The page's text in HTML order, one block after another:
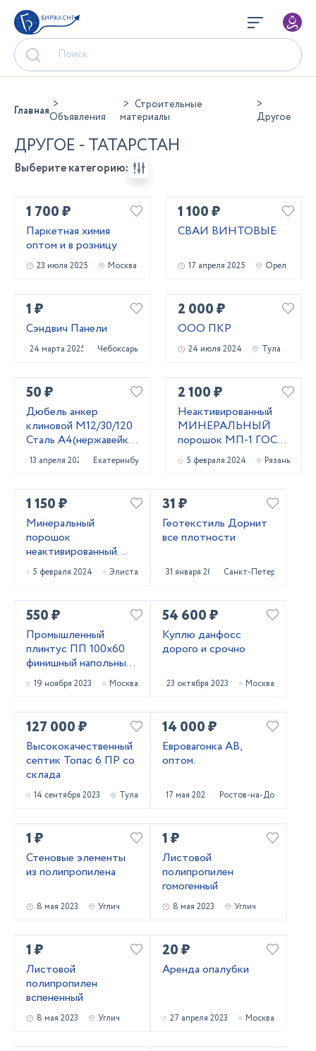
БИРЖА СНГ
ГлавнаяОбъявления
Строительные
материалы
Другое
ДРУГОЕ - ТАТАРСТАН
Выберите категорию:
1 700 ₽
Паркетная химия
оптом и в розницу
23 июля 2025 Москва
1 100 ₽
СВАИ ВИНТОВЫЕ
17 апреля 2025 Орел
1 ₽
Сэндвич Панели
24 марта 2025 Чебоксары
2 000 ₽
ООО ПКР
24 июля 2024 Тула
50 ₽
Дюбель анкер
клиновой М12/30/120
Сталь А4(нержавейка)
Фирма WURTH
13 апреля 2024 Екатеринбург
2 100 ₽
Неактивированный
МИНЕРАЛЬНЫЙ
порошок МП-1 ГОСТ
52129-03 и МП-2
ГОСТ 32761-14
5 февраля 2024 Рязань
1 150 ₽
Минеральный
порошок
неактивированный
МП-1 ГОСТ 52129-03
и МП-2 ГОСТ 32761-
5 февраля 2024 Элиста
31 ₽
Геотекстиль Дорнит
все плотности
31 января 2024 Санкт-Петербург
550 ₽
Промышленный
плинтус ПП 100х60
финишный напольный
из ПВХ
19 ноября 2023 Москва
54 600 ₽
Куплю данфосс
дорого и срочно
23 октября 2023 Москва
127 000 ₽
Высококачественный
септик Топас 6 ПР со
склада
14 сентября 2023 Тула
14 000 ₽
Евровагонка АВ,
оптом.
17 мая 2023 Ростов-на-Дону
1 ₽
Стеновые элементы
из полипропилена
8 мая 2023 Углич
1 ₽
Листовой
полипропилен
гомогенный
8 мая 2023 Углич
1 ₽
Листовой
полипропилен
вспененный
8 мая 2023 Углич
20 ₽
Аренда опалубки
27 апреля 2023 Москва